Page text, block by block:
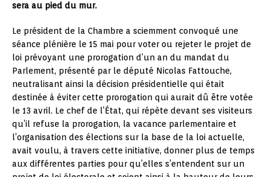
sera au pied du mur.
Le président de la Chambre a sciemment convoqué une
séance plénière le 15 mai pour voter ou rejeter le projet de
loi prévoyant une prorogation d’un an du mandat du
Parlement, présenté par le député Nicolas Fattouche,
neutralisant ainsi la décision présidentielle qui était
destinée à éviter cette prorogation qui aurait dû être votée
le 13 avril. Le chef de l’État, qui répète devant ses visiteurs
qu’il refuse la prorogation, la vacance parlementaire et
l’organisation des élections sur la base de la loi actuelle,
avait voulu, à travers cette initiative, donner plus de temps
aux différentes parties pour qu’elles s’entendent sur un